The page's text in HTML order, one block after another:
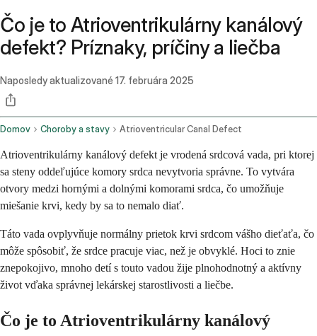
Čo je to Atrioventrikulárny kanálový
defekt? Príznaky, príčiny a liečba
Naposledy aktualizované 17. februára 2025
Domov Choroby a stavy Atrioventricular Canal Defect
Atrioventrikulárny kanálový defekt je vrodená srdcová vada, pri ktorej
sa steny oddeľujúce komory srdca nevytvoria správne. To vytvára
otvory medzi hornými a dolnými komorami srdca, čo umožňuje
miešanie krvi, kedy by sa to nemalo diať.
Táto vada ovplyvňuje normálny prietok krvi srdcom vášho dieťaťa, čo
môže spôsobiť, že srdce pracuje viac, než je obvyklé. Hoci to znie
znepokojivo, mnoho detí s touto vadou žije plnohodnotný a aktívny
život vďaka správnej lekárskej starostlivosti a liečbe.
Čo je to Atrioventrikulárny kanálový